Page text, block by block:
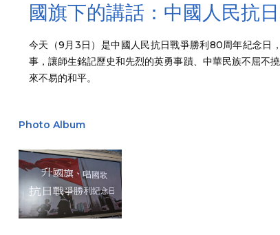
國旗下的講話：中國人民抗
今天（9月3日）是中國人民抗日戰爭勝利80周年紀念日
事，讓師生銘記歷史和先烈的英勇事蹟、中華民族不屈不
來不易的和平。
Photo Album